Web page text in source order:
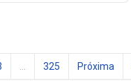
325 Próxima